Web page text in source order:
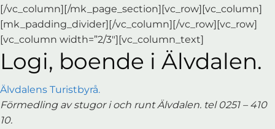
[/vc_column][/mk_page_section][vc_row][vc_column]
[mk_padding_divider][/vc_column][/vc_row][vc_row]
[vc_column width=”2/3″][vc_column_text]
Logi, boende i Älvdalen.
Älvdalens Turistbyrå.
Förmedling av stugor i och runt Älvdalen. tel 0251 – 410
10.